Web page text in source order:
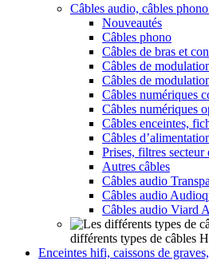
Câbles audio, câbles
Nouveautés
Câbles phono
Câbles de bras et
Câbles de
Câbles de
Câbles numériques
Câbles numériques
Câbles enceintes,
Câbles
Prises, filtres secteur
Autres câbles
Câbles audio
Câbles audio
Câbles audio Viard
différents types de câbles
Enceintes hifi, caissons de